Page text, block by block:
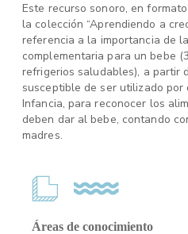
Este recurso sonoro, en
la colección “Aprendiendo a
referencia a la importancia de
complementaria para un bebe
refrigerios saludables), a partir
susceptible de ser utilizado por
Infancia, para reconocer los
deben dar al bebe, contando
madres.
Áreas de conocimiento